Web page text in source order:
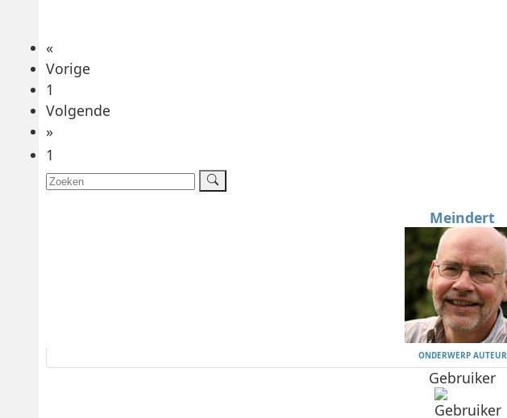
«
Vorige
1
Volgende
»
1
Meindert
ONDERWERP AUTEUR
Gebruiker